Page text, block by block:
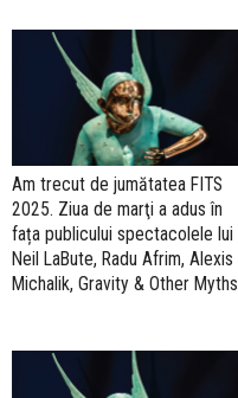
Am trecut de jumătatea FITS
2025. Ziua de marţi a adus în
fața publicului spectacolele lui
Neil LaBute, Radu Afrim, Alexis
Michalik, Gravity & Other Myths